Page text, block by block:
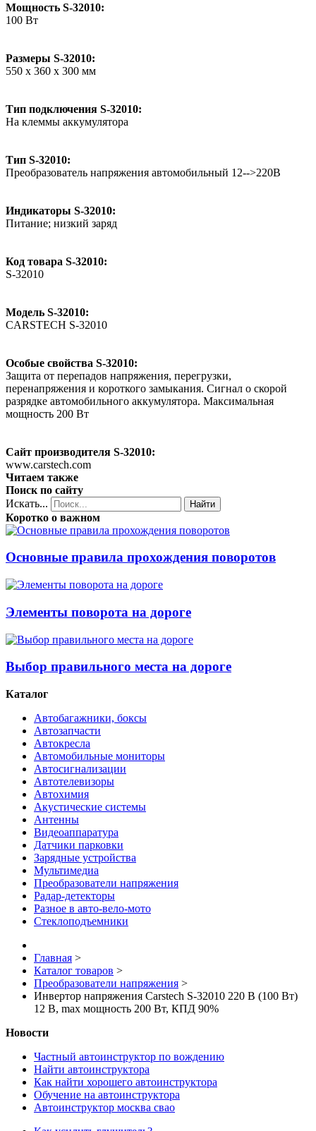
Мощность S-32010:
100 Вт
Размеры S-32010:
550 x 360 x 300 мм
Тип подключения S-32010:
На клеммы аккумулятора
Тип S-32010:
Преобразователь напряжения автомобильный 12-->220В
Индикаторы S-32010:
Питание; низкий заряд
Код товара S-32010:
S-32010
Модель S-32010:
CARSTECH S-32010
Особые свойства S-32010:
Защита от перепадов напряжения, перегрузки,
перенапряжения и короткого замыкания. Сигнал о скорой
разрядке автомобильного аккумулятора. Максимальная
мощность 200 Вт
Сайт производителя S-32010:
www.carstech.com
Читаем также
Поиск по сайту
Искать...
Найти
Коротко о важном
Основные правила прохождения поворотов
Элементы поворота на дороге
Выбор правильного места на дороге
Каталог
Автобагажники, боксы
Автозапчасти
Автокресла
Автомобильные мониторы
Автосигнализации
Автотелевизоры
Автохимия
Акустические системы
Антенны
Видеоаппаратура
Датчики парковки
Зарядные устройства
Мультимедиа
Преобразователи напряжения
Радар-детекторы
Разное в авто-вело-мото
Стеклоподъемники
Главная >
Каталог товаров >
Преобразователи напряжения >
Инвертор напряжения Carstech S-32010 220 В (100 Вт)
12 В, max мощность 200 Вт, КПД 90%
Новости
Частный автоинструктор по вождению
Найти автоинструктора
Как найти хорошего автоинструктора
Обучение на автоинструктора
Автоинструктор москва свао